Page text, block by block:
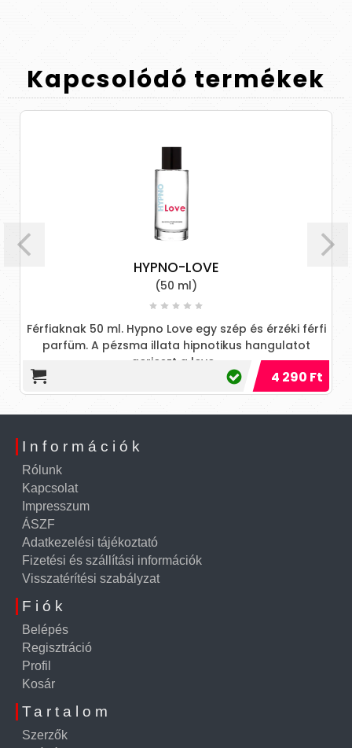
Kapcsolódó termékek
HYPNO-LOVE
(50 ml)
Férfiaknak 50 ml. Hypno Love egy szép és érzéki férfi
parfüm. A pézsma illata hipnotikus hangulatot
gerjeszt a leve...
4 290 Ft
Információk
Rólunk
Kapcsolat
Impresszum
ÁSZF
Adatkezelési tájékoztató
Fizetési és szállítási információk
Visszatérítési szabályzat
Fiók
Belépés
Regisztráció
Profil
Kosár
Tartalom
Szerzők